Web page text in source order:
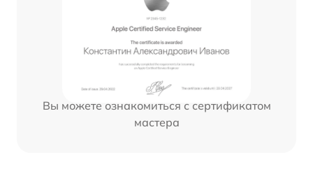
Вы можете ознакомиться с сертификатом
мастера